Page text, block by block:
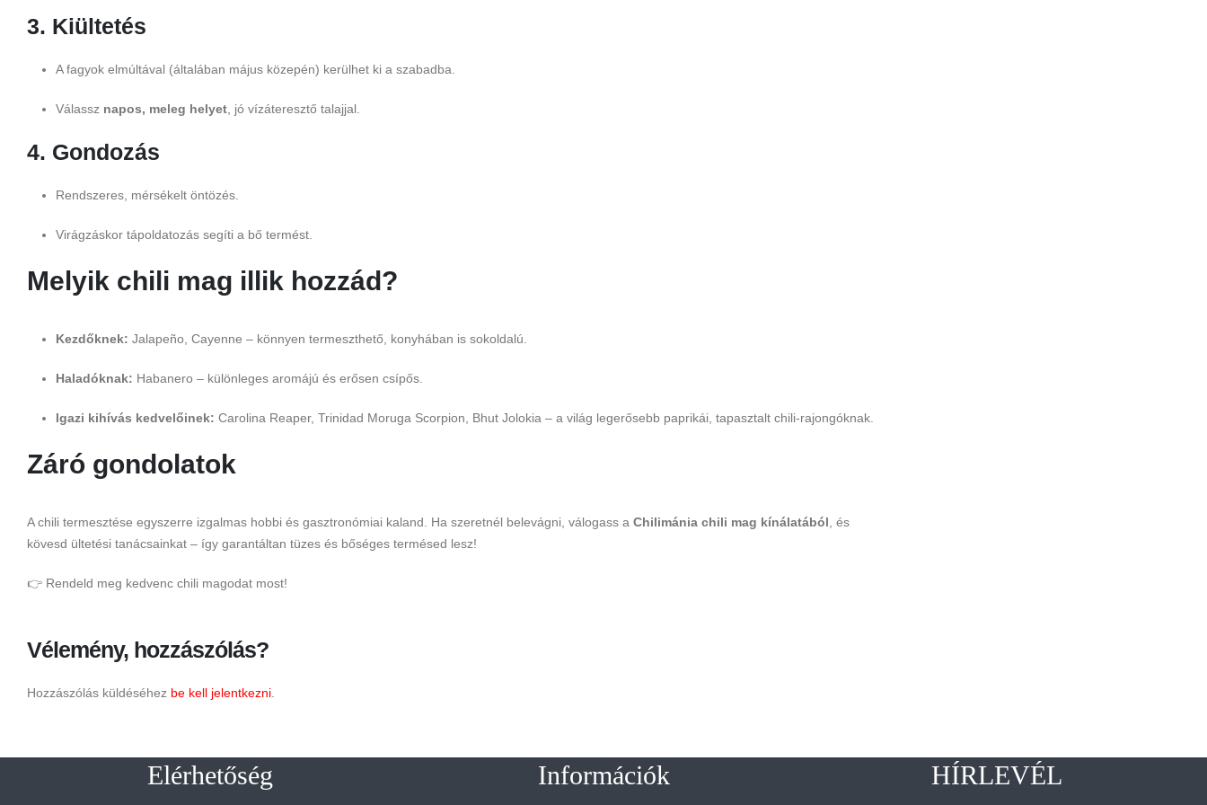
3. Kiültetés
A fagyok elmúltával (általában május közepén) kerülhet ki a szabadba.
Válassz napos, meleg helyet, jó vízáteresztő talajjal.
4. Gondozás
Rendszeres, mérsékelt öntözés.
Virágzáskor tápoldatozás segíti a bő termést.
Melyik chili mag illik hozzád?
Kezdőknek: Jalapeño, Cayenne – könnyen termeszthető, konyhában is sokoldalú.
Haladóknak: Habanero – különleges aromájú és erősen csípős.
Igazi kihívás kedvelőinek: Carolina Reaper, Trinidad Moruga Scorpion, Bhut Jolokia – a világ legerősebb paprikái, tapasztalt chili-rajongóknak.
Záró gondolatok
A chili termesztése egyszerre izgalmas hobbi és gasztronómiai kaland. Ha szeretnél belevágni, válogass a Chilimánia chili mag kínálatából, és
kövesd ültetési tanácsainkat – így garantáltan tüzes és bőséges termésed lesz!
👉 Rendeld meg kedvenc chili magodat most!
Vélemény, hozzászólás?
Hozzászólás küldéséhez be kell jelentkezni.
Elérhetőség Információk HÍRLEVÉL